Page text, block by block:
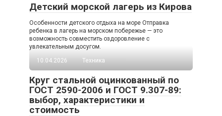
Детский морской лагерь из Кирова
Особенности детского отдыха на море Отправка
ребенка в лагерь на морском побережье — это
возможность совместить оздоровление с
увлекательным досугом.
10.04.2026
Техника
Круг стальной оцинкованный по
ГОСТ 2590-2006 и ГОСТ 9.307-89:
выбор, характеристики и
стоимость